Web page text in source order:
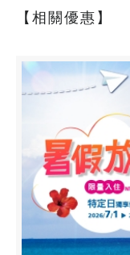
【相關優惠】